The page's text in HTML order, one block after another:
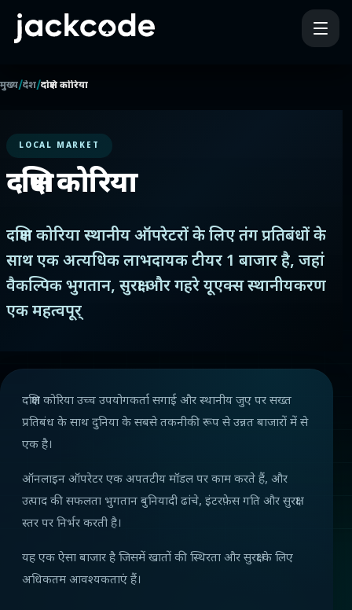
मुख्य/देश/दक्षिण कोरिया
LOCAL MARKET
दक्षिण कोरिया
दक्षिण कोरिया स्थानीय ऑपरेटरों के लिए तंग प्रतिबंधों के
साथ एक अत्यधिक लाभदायक टीयर 1 बाजार है, जहां
वैकल्पिक भुगतान, सुरक्षा और गहरे यूएक्स स्थानीयकरण
एक महत्वपूर्
दक्षिण कोरिया उच्च उपयोगकर्ता सगाई और स्थानीय जुए पर सख्त
प्रतिबंध के साथ दुनिया के सबसे तकनीकी रूप से उन्नत बाजारों में से
एक है।
ऑनलाइन ऑपरेटर एक अपतटीय मॉडल पर काम करते हैं, और
उत्पाद की सफलता भुगतान बुनियादी ढांचे, इंटरफ़ेस गति और सुरक्षा
स्तर पर निर्भर करती है।
यह एक ऐसा बाजार है जिसमें खातों की स्थिरता और सुरक्षा के लिए
अधिकतम आवश्यकताएं हैं।